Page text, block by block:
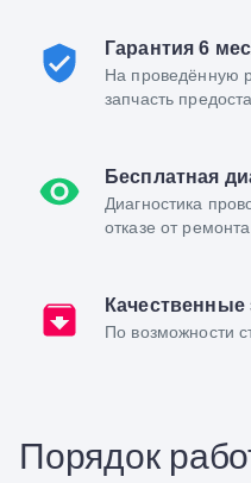
Гарантия 6
На проведённую
запчасть
Бесплатная
Диагностика
отказе от
Качественные
По возможности
Порядок